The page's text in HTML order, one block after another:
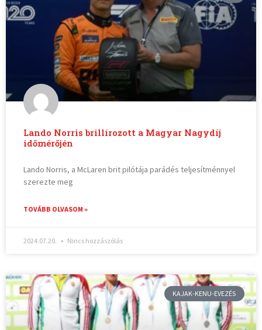
Lando Norris brillírozott a Magyar Nagydíj
időmérőjén
Lando Norris, a McLaren brit pilótája parádés teljesítménnyel
szerezte meg
TOVÁBB OLVASOM »
2024.07.20. Nincs hozzászólás
KAJAK-KENU-EVEZÉS